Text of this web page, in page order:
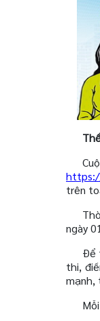
trên
ngày
Để
thi,
mạnh,